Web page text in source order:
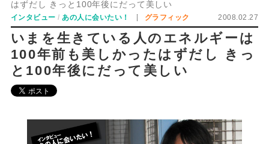
はずだし きっと100年後にだって美しい
インタビュー あの人に会いたい！ グラフィック 2008.02.27
いまを生きている人のエネルギーは
100年前も美しかったはずだし きっ
と100年後にだって美しい